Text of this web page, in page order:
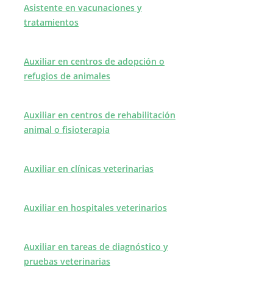
Asistente en vacunaciones y
tratamientos
Auxiliar en centros de adopción o
refugios de animales
Auxiliar en centros de rehabilitación
animal o fisioterapia
Auxiliar en clínicas veterinarias
Auxiliar en hospitales veterinarios
Auxiliar en tareas de diagnóstico y
pruebas veterinarias